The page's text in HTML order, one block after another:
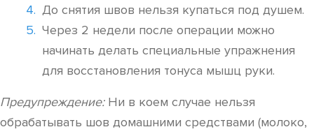
До снятия швов нельзя купаться под душем.
Через 2 недели после операции можно
начинать делать специальные упражнения
для восстановления тонуса мышц руки.
Предупреждение:Ни в коем случае нельзя
обрабатывать шов домашними средствами (молоко,